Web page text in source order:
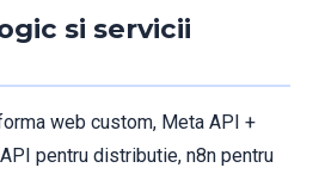
si servicii
web custom, Meta API +
pentru distributie, n8n pentru